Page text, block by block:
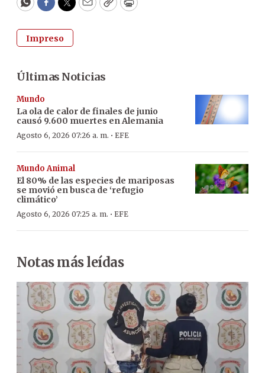
WhatsApp
Facebook
Twitter
EmailCopyPrint
Impreso
Últimas Noticias
Mundo
La ola de calor de finales de junio
causó 9.600 muertes en Alemania
Agosto 6, 2026 07:26 a. m. · EFE
Mundo Animal
El 80% de las especies de mariposas
se movió en busca de ‘refugio
climático’
Agosto 6, 2026 07:25 a. m. · EFE
Notas más leídas